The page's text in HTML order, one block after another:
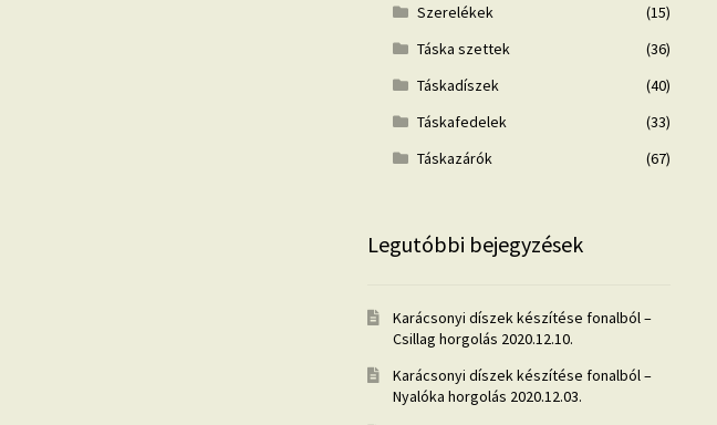
Szerelékek
(15)
Táska szettek
(36)
Táskadíszek
(40)
Táskafedelek
(33)
Táskazárók
(67)
Legutóbbi bejegyzések
Karácsonyi díszek készítése fonalból –
Csillag horgolás 2020.12.10.
Karácsonyi díszek készítése fonalból –
Nyalóka horgolás 2020.12.03.